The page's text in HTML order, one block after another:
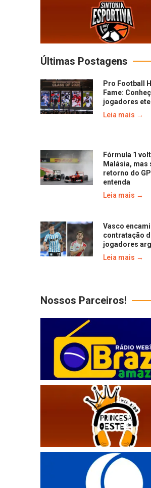
Últimas Postagens
Pro Football
Fame:
jogadores
Leia mais →
Fórmula 1
Malásia, mas
retorno do
entenda
Leia mais →
Vasco
contratação
jogadores
Leia mais →
Nossos Parceiros!